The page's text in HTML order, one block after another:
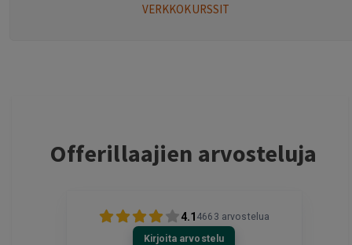
VERKKOKURSSIT
Offerillaajien arvosteluja
4.1 4663 arvostelua
Kirjoita arvostelu